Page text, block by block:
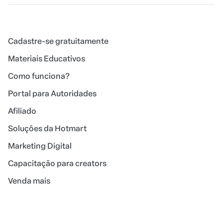
Cadastre-se gratuitamente
Materiais Educativos
Como funciona?
Portal para Autoridades
Afiliado
Soluções da Hotmart
Marketing Digital
Capacitação para creators
Venda mais